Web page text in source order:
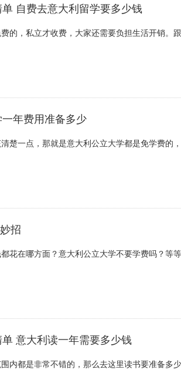
自费去意大利留学要多少钱
的，私立才收费，大家还需要负担生活开销。
年费用准备多少
楚一点，那就是意大利公立大学都是免学费的
招
花在哪方面？意大利公立大学不要学费吗？等
意大利读一年需要多少钱
内都是非常不错的，那么去这里读书要准备多